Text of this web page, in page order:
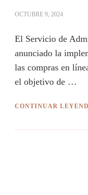
OCTUBRE 9, 2024
El Servicio de
anunciado la
las compras en
el objetivo de …
CONTINUAR